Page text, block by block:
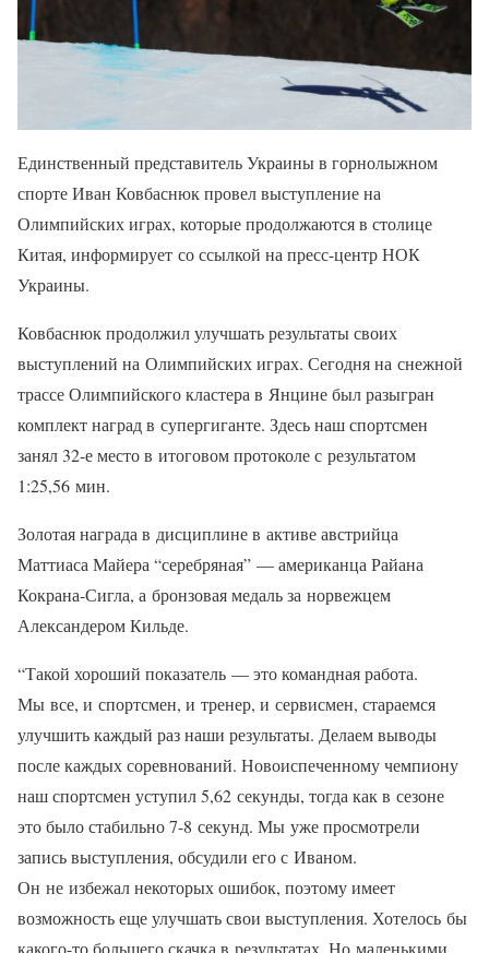
Единственный представитель Украины в горнолыжном
спорте Иван Ковбаснюк провел выступление на
Олимпийских играх, которые продолжаются в столице
Китая, информирует со ссылкой на пресс-центр НОК
Украины.
Ковбаснюк продолжил улучшать результаты своих
выступлений на Олимпийских играх. Сегодня на снежной
трассе Олимпийского кластера в Янцине был разыгран
комплект наград в супергиганте. Здесь наш спортсмен
занял 32-е место в итоговом протоколе с результатом
1:25,56 мин.
Золотая награда в дисциплине в активе австрийца
Маттиаса Майера “серебряная” — американца Райана
Кокрана-Сигла, а бронзовая медаль за норвежцем
Александером Кильде.
“Такой хороший показатель — это командная работа.
Мы все, и спортсмен, и тренер, и сервисмен, стараемся
улучшить каждый раз наши результаты. Делаем выводы
после каждых соревнований. Новоиспеченному чемпиону
наш спортсмен уступил 5,62 секунды, тогда как в сезоне
это было стабильно 7-8 секунд. Мы уже просмотрели
запись выступления, обсудили его с Иваном.
Он не избежал некоторых ошибок, поэтому имеет
возможность еще улучшать свои выступления. Хотелось бы
какого-то большего скачка в результатах. Но маленькими